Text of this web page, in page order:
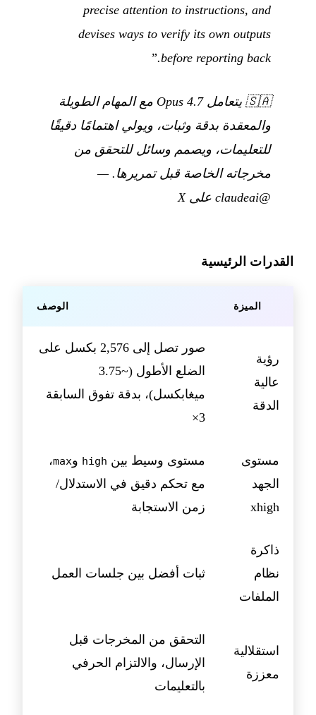
precise attention to instructions, and
devises ways to verify its own outputs
before reporting back.”
🇸🇦
يتعامل Opus 4.7 مع المهام الطويلة
والمعقدة بدقة وثبات، ويولي اهتمامًا دقيقًا
للتعليمات، ويصمم وسائل للتحقق من
مخرجاته الخاصة قبل تمريرها. —
@claudeai على X
القدرات الرئيسية
الميزة الوصف
رؤية
عالية
الدقة
صور تصل إلى 2,576 بكسل على
الضلع الأطول (~3.75
ميغابكسل)، بدقة تفوق السابقة
3×
مستوى
الجهد
xhigh
مستوى وسيط بين high وmax،
مع تحكم دقيق في الاستدلال/
زمن الاستجابة
ذاكرة
نظام
الملفات
ثبات أفضل بين جلسات العمل
استقلالية
معززة
التحقق من المخرجات قبل
الإرسال، والالتزام الحرفي
بالتعليمات